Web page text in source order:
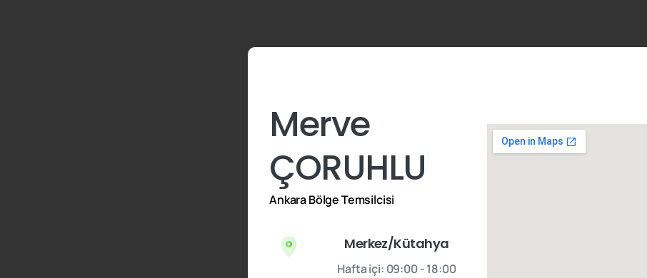
Merve
ÇORUHLU
Ankara Bölge Temsilcisi
Merkez/Kütahya
Hafta içi: 09:00 - 18:00